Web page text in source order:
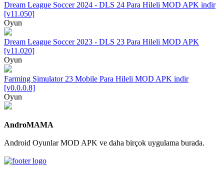
Dream League Soccer 2024 - DLS 24 Para Hileli MOD APK indir
[v11.050]
Oyun
Dream League Soccer 2023 - DLS 23 Para Hileli MOD APK
[v11.020]
Oyun
Farming Simulator 23 Mobile Para Hileli MOD APK indir
[v0.0.0.8]
Oyun
AndroMAMA
Android Oyunlar MOD APK ve daha birçok uygulama burada.